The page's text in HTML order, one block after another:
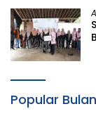
Popular